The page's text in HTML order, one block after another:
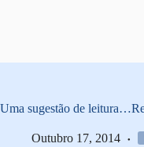
Uma sugestão de
Outubro 17, 2014